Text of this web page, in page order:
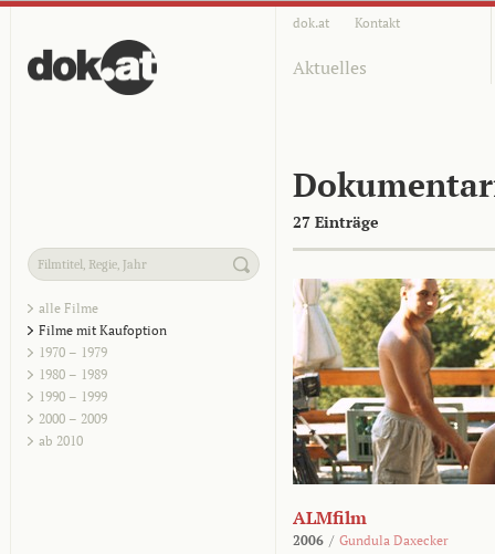
dok.at Kontakt
Aktuelles
27 Einträge
alle Filme
Filme mit Kaufoption
1970 – 1979
1980 – 1989
1990 – 1999
2000 – 2009
ab 2010
ALMfilm
2006 / Gundula Daxecker